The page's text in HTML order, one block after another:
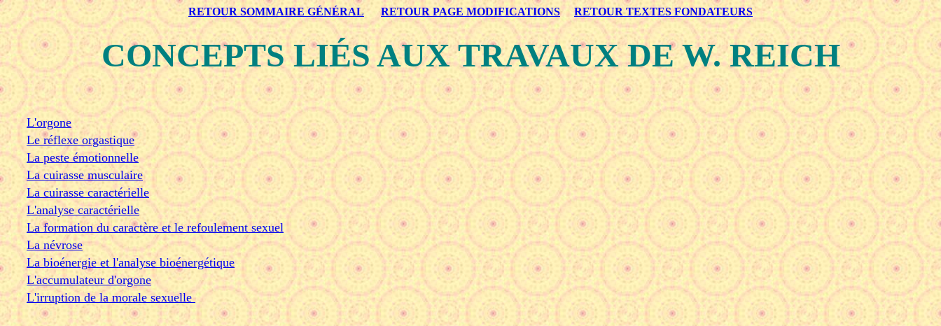
RETOUR SOMMAIRE GÉNÉRAL RETOUR PAGE MODIFICATIONS RETOUR TEXTES FONDATEURS
CONCEPTS LIÉS AUX TRAVAUX DE W. REICH
L'orgone
Le réflexe orgastique
La peste émotionnelle
La cuirasse musculaire
La cuirasse caractérielle
L'analyse caractérielle
La formation du caractère et le refoulement sexuel
La névrose
La bioénergie et l'analyse bioénergétique
L'accumulateur d'orgone
L'irruption de la morale sexuelle